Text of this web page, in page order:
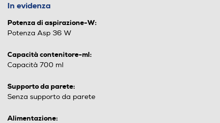
In evidenza
Potenza di aspirazione-W:
Potenza Asp 36 W
Capacità contenitore-ml:
Capacità 700 ml
Supporto da parete:
Senza supporto da parete
Alimentazione: